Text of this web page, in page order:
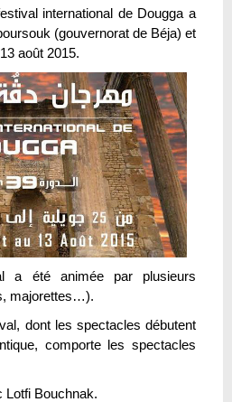
international de Dougga a
(gouvernorat de Béja) et
août 2015.
a été animée par plusieurs
majorettes…).
dont les spectacles débutent
comporte les spectacles
Lotfi Bouchnak.